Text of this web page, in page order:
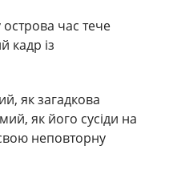
час тече
кадр із
як загадкова
як його сусіди на
неповторну